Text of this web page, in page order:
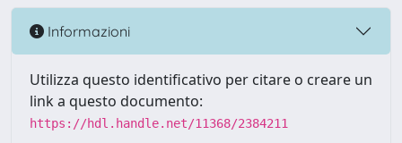
Informazioni
Utilizza questo identificativo per citare o creare un
link a questo documento:
https://hdl.handle.net/11368/2384211